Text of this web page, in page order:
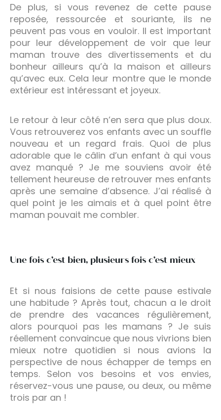
De plus, si vous revenez de cette pause
reposée, ressourcée et souriante, ils ne
peuvent pas vous en vouloir. Il est important
pour leur développement de voir que leur
maman trouve des divertissements et du
bonheur ailleurs qu’à la maison et ailleurs
qu’avec eux. Cela leur montre que le monde
extérieur est intéressant et joyeux.
Le retour à leur côté n’en sera que plus doux.
Vous retrouverez vos enfants avec un souffle
nouveau et un regard frais. Quoi de plus
adorable que le câlin d’un enfant à qui vous
avez manqué ? Je me souviens avoir été
tellement heureuse de retrouver mes enfants
après une semaine d’absence. J’ai réalisé à
quel point je les aimais et à quel point être
maman pouvait me combler.
Une fois c’est bien, plusieurs fois c’est mieux
Et si nous faisions de cette pause estivale
une habitude ? Après tout, chacun a le droit
de prendre des vacances régulièrement,
alors pourquoi pas les mamans ? Je suis
réellement convaincue que nous vivrions bien
mieux notre quotidien si nous avions la
perspective de nous échapper de temps en
temps. Selon vos besoins et vos envies,
réservez-vous une pause, ou deux, ou même
trois par an !